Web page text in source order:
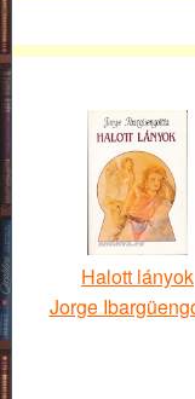
Halott lányok
Jorge